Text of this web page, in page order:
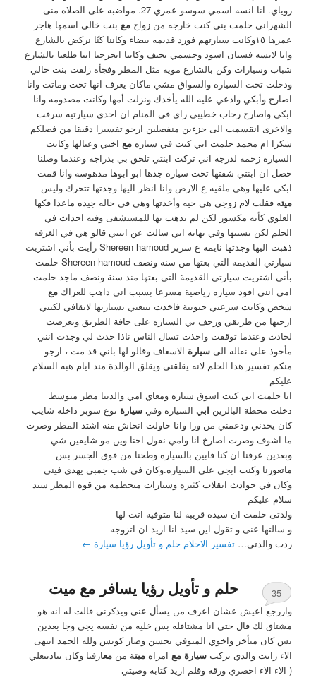
روياي. انا انسه اسمي سوسو عمري 27. مواضبه على الصلاه منى
الشهراني حلمت بني كنت خارجه من زواجمع بنت خالي اسمها هاجر
عمرها ١٥وكانت سيارتهم فورد قديمه بيضاء وكاننا كنّا نركض بالشارع
وانا لابسه فستان اسود وجسمي نحيف وكاننا انجرحنا اننا طلعنا بالشارع
شباب وسيارات وكن بالشارع مويه مثل المطر وفجأة زلقت بنت خالي
ودخلت تحت السياره والسواق مشي ماكان يعرف انها تحت وماتت وانا
اصارخ وأبكي وادعي عليه الله يأخذك ونزلت أمها وكانت مصدومه وانا
ابكي واصارخ رحاب خطيبي راى في المنام ان احدى سيارتيه سرقت
والاخرى انقسمت الى جزءين منفصلين ارجو تفسيرا دقيقا من فضلكم
شكرا ام محمد حلمت اني كنت في سيارهمع اختي وعيالها وكانت
السياره زحمه لدرجه اني تركت ابنتي تلحق بي بدراجه وعندما وصلنا
حصل ان ابنتي شفتها تحت سياره جدها ابو ابوها مدهوسه وانا قمت
ابكي عليها وهي ملقيه ع الارض وانا انظر اليها وجدتها تتحرك وليس
ميته فقلت لام زوجي هي حيه وأخذتها وهي في حاله جيده ماعدا فكها
العلوي كأنه مكسور لكن لم نذهب بها للمستشفى وفيه احداث في
الحلم لكن نسيتها وفي نهايه اني سالت عن ابنتي قالو هي في الغرفه
ذهبت اليها وجدتها نايمه ع سرير Shereen hamoud رأيت بأني اشتريت
سيارتي القديمة التي بعتها من سنة ونصف Shereen hamoud حلمت
بأني اشتريت سيارتي القديمة التي بعتها منذ سنة ونصف ماجد حلمت
امي انني اقود سياره رياضية مسرعا بسبب اني ذاهب للعراكمع
شخص وكانت سرعتي جنونية فاخذت تتبعني بسيارتها لايقافي لكنني
ازحتها من طريقي وزحف بي السياره على حافة الطريق وتعرضت
لحادث وعندما توقفت واخذت تسال الناس ناذا حدث لي وجدت انني
مأخوذ على نقاله الىسيارة الاسعاف وقالو لها باني قد مت ، ارجو
منكم تفسير هذا الحلم لانه يقلقني ويقلق الوالدة منذ ايام هبه السلام
عليكم
انا حلمت اني كنت اسوق سياره ومعاي امي والدنيا مطر متوسط
دخلت محطة البالزين ابي السياره وفيسيارة نوع سوبر داخله شايب
كان يحدني ودعمني من ورا وانا حاولت انحاش منه اشتد المطر وصرت
ما اشوف وصرت اصارخ انا وامي نقول احنا وين مو شايفين شي
وبعدين عرفنا ان كنا قابين بالسياره وطحنا من فوق الجسر بس
ماتعورنا وكنت ابجي علي السياره.وكان في شب جمبي يهدي فيني
وكان في حوادث انقلاب كثيره وسيارات متحطمه من قوه المطر سيد
سلام عليكم
ولدتى حلمت ان سيده قريبه لنا متوفيه اتت لها
و سالتها عنى و تقول اين سيد انا اريد ان اتزوجه
ردت والدتى…تفسير الاحلام حلم و تأويل رؤيا سيارة ←
حلم و تأويل رؤيا يسافر مع ميت
35
واررجع اعيش عشان اعرف من يسأل عني ويذكرني قالت له انه هو
مشتاق لك قال حتى انا مشتاقله بس خليه من نفسه يجي وجا بعدين
بس كان متأخر واخوي المتوفي تحسن وصار كويس ولله الحمد انتهى
الاء رايت والدي يركبسيارة مع امراهميتة منمعارفنا وكان يناديىعلي
( الاء الاء احضري ورقة وقلم اريد كتابة وصيتي